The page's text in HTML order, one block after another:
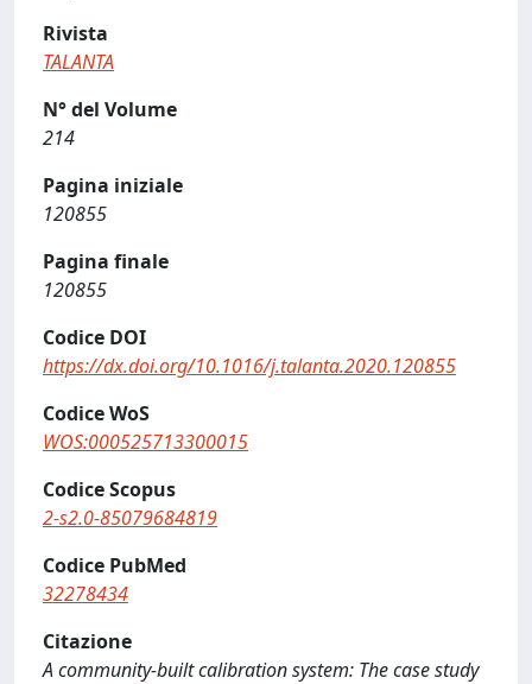
Rivista
TALANTA
N° del Volume
214
Pagina iniziale
120855
Pagina finale
120855
Codice DOI
https://dx.doi.org/10.1016/j.talanta.2020.120855
Codice WoS
WOS:000525713300015
Codice Scopus
2-s2.0-85079684819
Codice PubMed
32278434
Citazione
A community-built calibration system: The case study